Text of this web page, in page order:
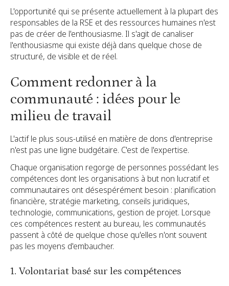
L'opportunité qui se présente actuellement à la plupart des
responsables de la RSE et des ressources humaines n'est
pas de créer de l'enthousiasme. Il s'agit de canaliser
l'enthousiasme qui existe déjà dans quelque chose de
structuré, de visible et de réel.
Comment redonner à la
communauté : idées pour le
milieu de travail
L'actif le plus sous-utilisé en matière de dons d'entreprise
n'est pas une ligne budgétaire. C'est de l'expertise.
Chaque organisation regorge de personnes possédant les
compétences dont les organisations à but non lucratif et
communautaires ont désespérément besoin : planification
financière, stratégie marketing, conseils juridiques,
technologie, communications, gestion de projet. Lorsque
ces compétences restent au bureau, les communautés
passent à côté de quelque chose qu'elles n'ont souvent
pas les moyens d'embaucher.
1. Volontariat basé sur les compétences